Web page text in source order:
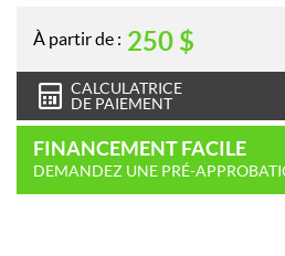
À partir de : 250 $
CALCULATRICE
DE PAIEMENT
FINANCEMENT FACILE
DEMANDEZ UNE PRÉ-